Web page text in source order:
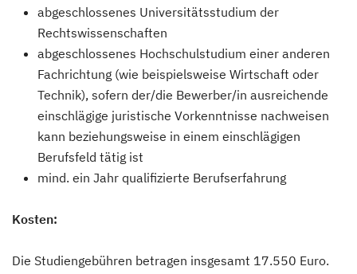
abgeschlossenes Universitätsstudium der
Rechtswissenschaften
abgeschlossenes Hochschulstudium einer anderen
Fachrichtung (wie beispielsweise Wirtschaft oder
Technik), sofern der/die Bewerber/in ausreichende
einschlägige juristische Vorkenntnisse nachweisen
kann beziehungsweise in einem einschlägigen
Berufsfeld tätig ist
mind. ein Jahr qualifizierte Berufserfahrung
Kosten:
Die Studiengebühren betragen insgesamt 17.550 Euro.